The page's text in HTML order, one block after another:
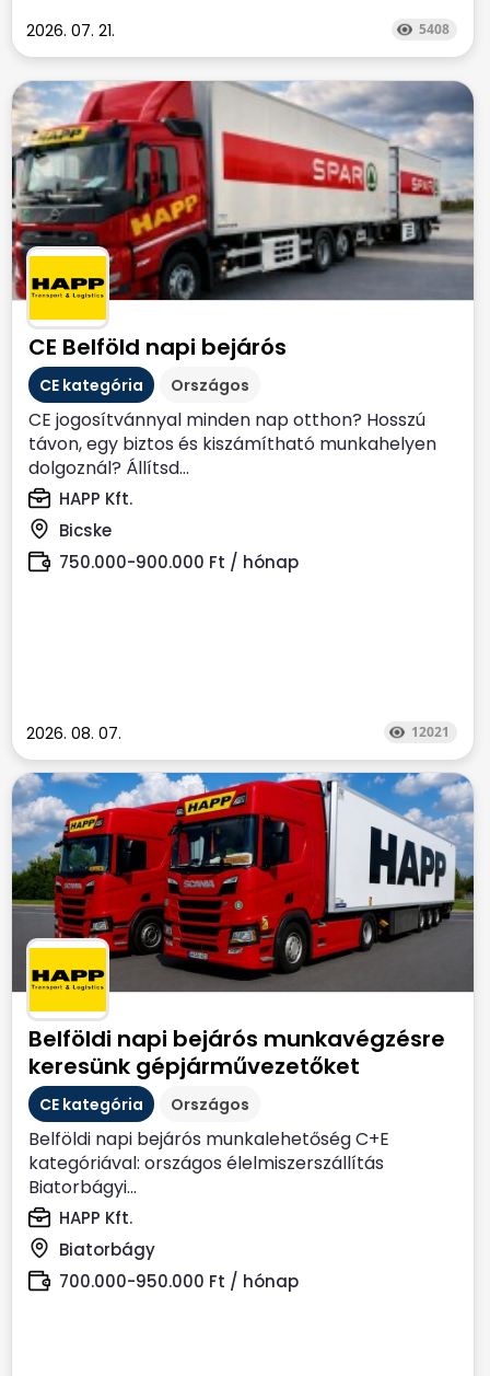
2026. 07. 21. 5408
CE Belföld napi bejárós
CE kategória Országos
CE jogosítvánnyal minden nap otthon? Hosszú
távon, egy biztos és kiszámítható munkahelyen
dolgoznál? Állítsd...
HAPP Kft.
Bicske
750.000-900.000 Ft / hónap
2026. 08. 07. 12021
Belföldi napi bejárós munkavégzésre
keresünk gépjárművezetőket
CE kategória Országos
Belföldi napi bejárós munkalehetőség C+E
kategóriával: országos élelmiszerszállítás
Biatorbágyi...
HAPP Kft.
Biatorbágy
700.000-950.000 Ft / hónap